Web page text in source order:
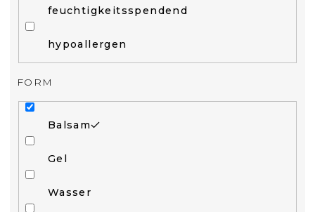
feuchtigkeitsspendend
hypoallergen
FORM
Balsam
Gel
Wasser